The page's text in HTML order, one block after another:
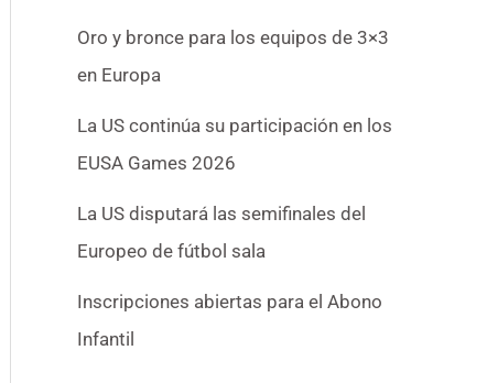
Oro y bronce para los equipos de 3×3
en Europa
La US continúa su participación en los
EUSA Games 2026
La US disputará las semifinales del
Europeo de fútbol sala
Inscripciones abiertas para el Abono
Infantil